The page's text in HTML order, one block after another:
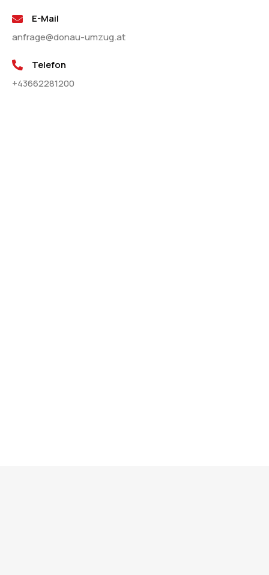
E-Mail
anfrage@donau-umzug.at
Telefon
+43662281200